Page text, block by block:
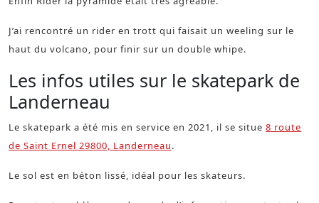
J’ai rencontré un rider en trott qui faisait un weeling sur le
haut du volcano, pour finir sur un double whipe.
Les infos utiles sur le skatepark de
Landerneau
Le skatepark a été mis en service en 2021, il se situe 8 route
de Saint Ernel 29800, Landerneau.
Le sol est en béton lissé, idéal pour les skateurs.